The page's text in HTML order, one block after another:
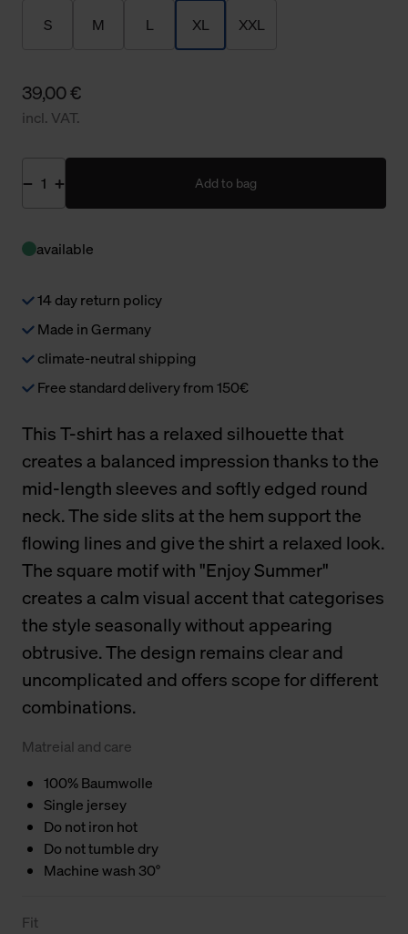
S M L XL XXL
39,00 €
incl. VAT.
Add to bag
available
14 day return policy
Made in Germany
climate-neutral shipping
Free standard delivery from 150€
This T-shirt has a relaxed silhouette that
creates a balanced impression thanks to the
mid-length sleeves and softly edged round
neck. The side slits at the hem support the
flowing lines and give the shirt a relaxed look.
The square motif with "Enjoy Summer"
creates a calm visual accent that categorises
the style seasonally without appearing
obtrusive. The design remains clear and
uncomplicated and offers scope for different
combinations.
Matreial and care
100% Baumwolle
Single jersey
Do not iron hot
Do not tumble dry
Machine wash 30°
Fit